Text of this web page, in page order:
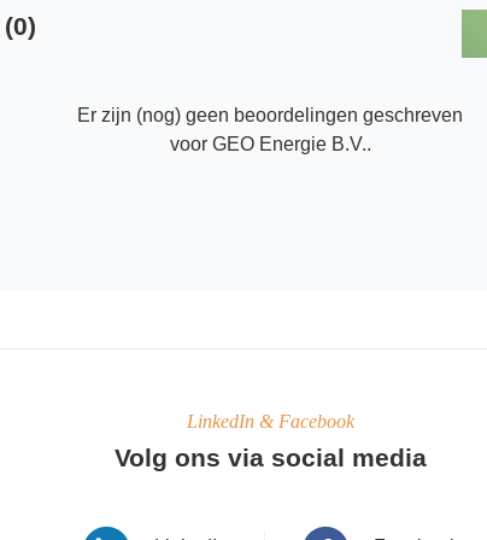
Er zijn (nog) geen beoordelingen geschreven
voor GEO Energie B.V..
LinkedIn & Facebook
Volg ons via social media